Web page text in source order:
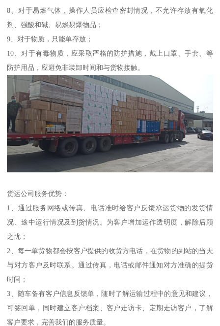
8、对于易燃气体，操作人员应检查密封情况，不允许存放有氧化
剂、强酸和碱、易燃易爆物品；
9、对于物质，只能单存放；
10、对于有毒物质，应采取严格的防护措施，戴上口罩、手套、等
防护用品，应避免非装卸时间和与货物接触。
货运公司服务优势：
1、通过服务网络或传真、电话准时给客户反馈承运货物的发货情
况、途中运行情况及到货情况。为客户增加运作透明度，解除后顾
之忧；
2、每一单货物都会按客户提供的收货方电话，在货物的到站的当天
与对方客户及时联系。通过传真，电话或邮件通知对方准确的提货
时间；
3、随车备有客户信息反馈单，随时了解运输过程中的意见和建议，
可签回单，同时建立客户档案、客户走访卡、定期走访客户，了解
客户要求，完善我们的服务质量。